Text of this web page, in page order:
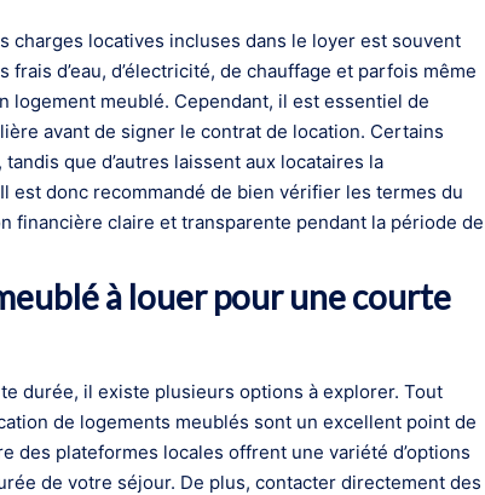
charges locatives incluses dans le loyer est souvent
d’eau, d’électricité, de chauffage et parfois même
logement meublé. Cependant, il est essentiel de
avant de signer le contrat de location. Certains
que d’autres laissent aux locataires la
donc recommandé de bien vérifier les termes du
financière claire et transparente pendant la période de
à louer pour une courte
durée, il existe plusieurs options à explorer. Tout
de logements meublés sont un excellent point de
des plateformes locales offrent une variété d’options
de votre séjour. De plus, contacter directement des